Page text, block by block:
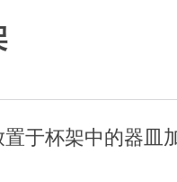
于杯架中的器皿